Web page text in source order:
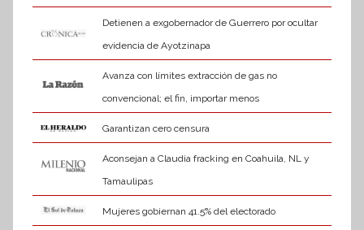
Detienen a exgobernador de Guerrero por ocultar
evidencia de Ayotzinapa
Avanza con límites extracción de gas no
convencional; el fin, importar menos
Garantizan cero censura
Aconsejan a Claudia fracking en Coahuila, NL y
Tamaulipas
Mujeres gobiernan 41.5% del electorado